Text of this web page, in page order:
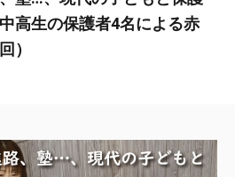
高生の保護者4名による赤
）